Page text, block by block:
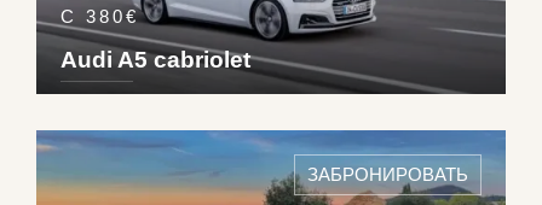
предоставим вам машину оборудованную
многочисленными функциями (пакет AMG, поддержка
IPod, система хайтек, автоматическая парковка и т.д.)
С 380€
Audi A5 cabriolet
4 2 2 Die
250
ЗАБРОНИРОВАТЬ